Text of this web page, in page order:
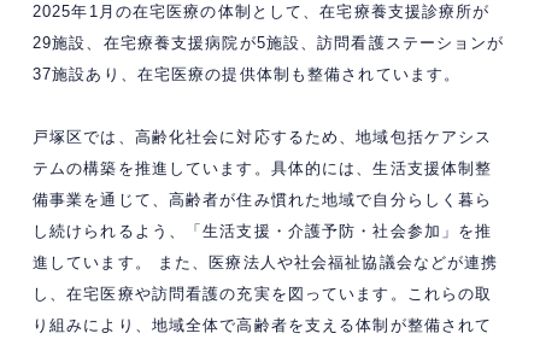
2025年1月の在宅医療の体制として、在宅療養支援診療所が
29施設、在宅療養支援病院が5施設、訪問看護ステーションが
37施設あり、在宅医療の提供体制も整備されています。
戸塚区では、高齢化社会に対応するため、地域包括ケアシス
テムの構築を推進しています。​具体的には、生活支援体制整
備事業を通じて、高齢者が住み慣れた地域で自分らしく暮ら
し続けられるよう、「生活支援・介護予防・社会参加」を推
進しています。 ​また、医療法人や社会福祉協議会などが連携
し、在宅医療や訪問看護の充実を図っています。​これらの取
り組みにより、地域全体で高齢者を支える体制が整備されて